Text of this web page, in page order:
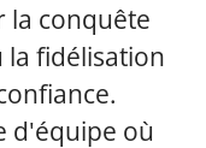
la conquête
la fidélisation
d'équipe où